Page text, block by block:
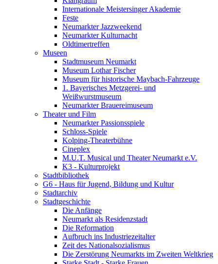
Internationale Meistersinger Akademie
Feste
Neumarkter Jazzweekend
Neumarkter Kulturnacht
Oldtimertreffen
Museen
Stadtmuseum Neumarkt
Museum Lothar Fischer
Museum für historische Maybach-Fahrzeuge
1. Bayerisches Metzgerei- und
Weißwurstmuseum
Neumarkter Brauereimuseum
Theater und Film
Neumarkter Passionsspiele
Schloss-Spiele
Kolping-Theaterbühne
Cineplex
M.U.T. Musical und Theater Neumarkt e.V.
K3 - Kulturprojekt
Stadtbibliothek
G6 - Haus für Jugend, Bildung und Kultur
Stadtarchiv
Stadtgeschichte
Die Anfänge
Neumarkt als Residenzstadt
Die Reformation
Aufbruch ins Industriezeitalter
Zeit des Nationalsozialismus
Die Zerstörung Neumarkts im Zweiten Weltkrieg